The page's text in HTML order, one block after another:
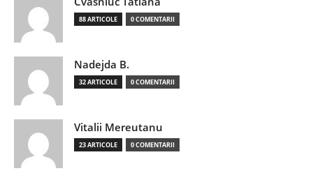
88 ARTICOLE 0 COMENTARII
Nadejda B.
32 ARTICOLE 0 COMENTARII
Vitalii Mereutanu
23 ARTICOLE 0 COMENTARII